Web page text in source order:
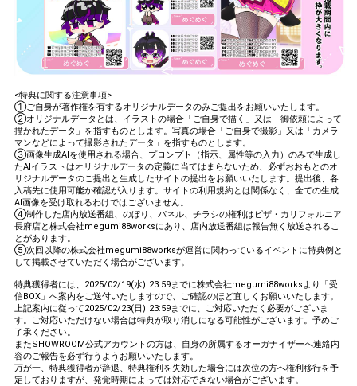
<特典に関する注意事項>
①ご自身が著作権を有するオリジナルデータのみご提出をお願いいたします。
②オリジナルデータとは、イラストの場合「ご自身で描く」又は「御依頼によって
描かれたデータ」を指すものとします。写真の場合「ご自身で撮影」又は「カメラ
マンなどによって撮影されたデータ」を指すものとします。
③画像生成AIを使用される場合、プロンプト（指示、属性等の入力）のみで生成し
たAIイラストはオリジナルデータの定義に当てはまらないため、必ずおおもとのオ
リジナルデータのご提出と生成したサイトの提出をお願いいたします。提出後、各
入稿先に使用可能か確認が入ります。サイトの利用規約とは関係なく、全ての生成
AI画像を受け取れるわけではございません。
④制作した店内放送番組、のぼり、パネル、チラシの権利はピザ・カリフォルニア
長府店と株式会社megumi88worksにあり、店内放送番組は報告無く放送されるこ
とがあります。
⑤次回以降の株式会社megumi88worksが運営に関わっているイベントに特典例と
して掲載させていただく場合がございます。
特典獲得者には、2025/02/19(水) 23:59までに株式会社megumi88worksより「受
信BOX」へ案内をご送付いたしますので、ご確認のほど宜しくお願いいたします。
上記案内に従って2025/02/23(日) 23:59までに、ご対応いただく必要がございま
す。ご対応いただけない場合は特典が取り消しになる可能性がございます。予めご
了承ください。
またSHOWROOM公式アカウントの方は、自身の所属するオーガナイザーへ連絡内
容のご報告を必ず行うようお願いいたします。
万が一、特典獲得者が辞退、特典権利を失効した場合には次位の方へ権利移行を予
定しておりますが、発覚時期によっては対応できない場合がございます。